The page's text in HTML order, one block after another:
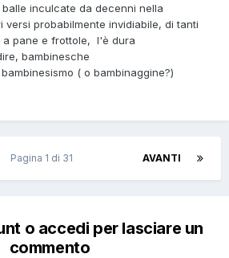
inculcate da decenni nella
probabilmente invidiabile, di tanti
a pane e frottole, l'è dura
bambinesche
( o bambinaggine?)
AVANTI
Pagina 1 di 31
o accedi per lasciare un
commento